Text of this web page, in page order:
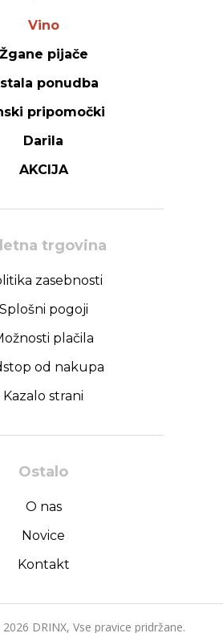
Vino
Žgane pijače
ponudba
pripomočki
Darila
AKCIJA
trgovina
zasebnosti
Splošni pogoji
plačila
od nakupa
Kazalo strani
Ostalo
O nas
Novice
Kontakt
DRINX, Vse pravice pridržane.